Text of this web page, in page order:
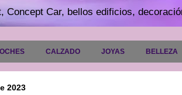
Concept Car, bellos edificios,
CALZADO JOYAS BELLEZA
2023